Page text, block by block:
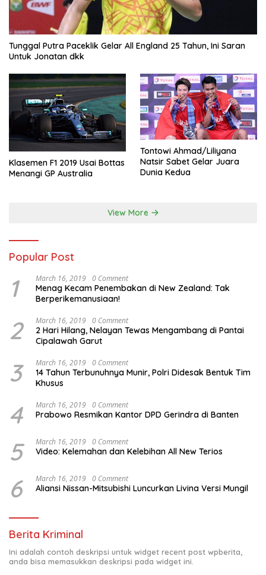
Tunggal Putra Paceklik Gelar All England 25 Tahun, Ini Saran
Untuk Jonatan dkk
Klasemen F1 2019 Usai Bottas
Menangi GP Australia
Tontowi Ahmad/Liliyana
Natsir Sabet Gelar Juara
Dunia Kedua
View More
Popular Post
1 March 16, 2019 0 Comment
Menag Kecam Penembakan di New Zealand: Tak
Berperikemanusiaan!
2 March 16, 2019 0 Comment
2 Hari Hilang, Nelayan Tewas Mengambang di Pantai
Cipalawah Garut
3 March 16, 2019 0 Comment
14 Tahun Terbunuhnya Munir, Polri Didesak Bentuk Tim
Khusus
4 March 16, 2019 0 Comment
Prabowo Resmikan Kantor DPD Gerindra di Banten
5 March 16, 2019 0 Comment
Video: Kelemahan dan Kelebihan All New Terios
6 March 16, 2019 0 Comment
Aliansi Nissan-Mitsubishi Luncurkan Livina Versi Mungil
Berita Kriminal
Ini adalah contoh deskripsi untuk widget recent post wpberita,
anda bisa memasukkan deskripsi pada widget ini.